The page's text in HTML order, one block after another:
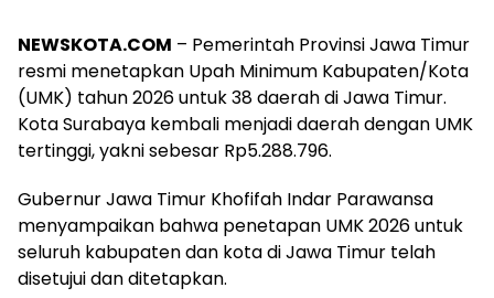
NEWSKOTA.COM – Pemerintah Provinsi Jawa Timur
resmi menetapkan Upah Minimum Kabupaten/Kota
(UMK) tahun 2026 untuk 38 daerah di Jawa Timur.
Kota Surabaya kembali menjadi daerah dengan UMK
tertinggi, yakni sebesar Rp5.288.796.
Gubernur Jawa Timur Khofifah Indar Parawansa
menyampaikan bahwa penetapan UMK 2026 untuk
seluruh kabupaten dan kota di Jawa Timur telah
disetujui dan ditetapkan.